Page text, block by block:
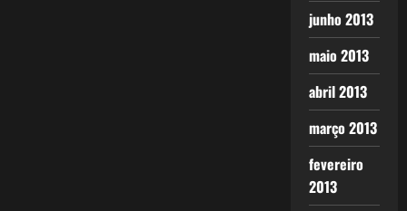
junho 2013
maio 2013
abril 2013
março 2013
fevereiro
2013